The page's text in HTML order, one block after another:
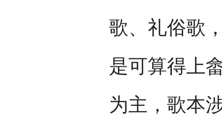
歌、礼俗歌
是可算得上
为主，歌本